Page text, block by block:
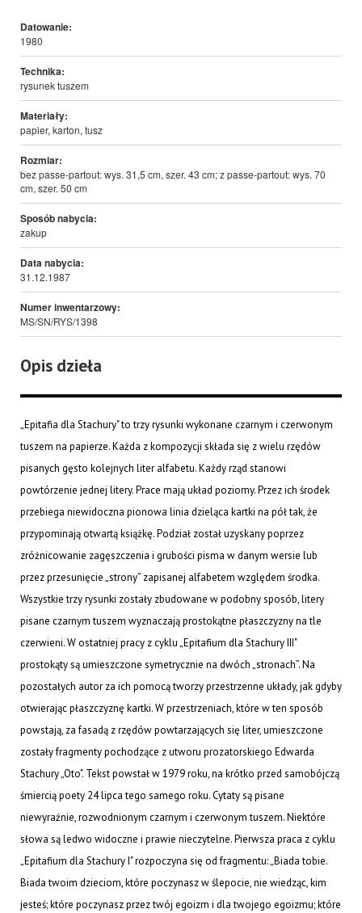
Datowanie:
1980
Technika:
rysunek tuszem
Materiały:
papier, karton, tusz
Rozmiar:
bez passe-partout: wys. 31,5 cm, szer. 43 cm; z passe-partout: wys. 70
cm, szer. 50 cm
Sposób nabycia:
zakup
Data nabycia:
31.12.1987
Numer inwentarzowy:
MS/SN/RYS/1398
Opis dzieła
„Epitafia dla Stachury" to trzy rysunki wykonane czarnym i czerwonym
tuszem na papierze. Każda z kompozycji składa się z wielu rzędów
pisanych gęsto kolejnych liter alfabetu. Każdy rząd stanowi
powtórzenie jednej litery. Prace mają układ poziomy. Przez ich środek
przebiega niewidoczna pionowa linia dzieląca kartki na pół tak, że
przypominają otwartą książkę. Podział został uzyskany poprzez
zróżnicowanie zagęszczenia i grubości pisma w danym wersie lub
przez przesunięcie „strony” zapisanej alfabetem względem środka.
Wszystkie trzy rysunki zostały zbudowane w podobny sposób, litery
pisane czarnym tuszem wyznaczają prostokątne płaszczyzny na tle
czerwieni. W ostatniej pracy z cyklu „Epitafium dla Stachury III"
prostokąty są umieszczone symetrycznie na dwóch „stronach”. Na
pozostałych autor za ich pomocą tworzy przestrzenne układy, jak gdyby
otwierając płaszczyznę kartki. W przestrzeniach, które w ten sposób
powstają, za fasadą z rzędów powtarzających się liter, umieszczone
zostały fragmenty pochodzące z utworu prozatorskiego Edwarda
Stachury „Oto". Tekst powstał w 1979 roku, na krótko przed samobójczą
śmiercią poety 24 lipca tego samego roku. Cytaty są pisane
niewyraźnie, rozwodnionym czarnym i czerwonym tuszem. Niektóre
słowa są ledwo widoczne i prawie nieczytelne. Pierwsza praca z cyklu
„Epitafium dla Stachury I" rozpoczyna się od fragmentu: „Biada tobie.
Biada twoim dzieciom, które poczynasz w ślepocie, nie wiedząc, kim
jesteś; które poczynasz przez twój egoizm i dla twojego egoizmu; które